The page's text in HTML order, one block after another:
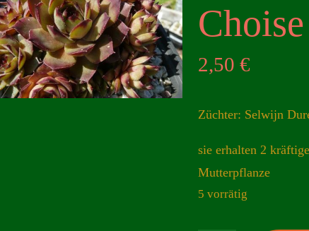
Choise
2,50€
Züchter: Selwijn
sie erhalten 2
Mutterpflanze
5 vorrätig